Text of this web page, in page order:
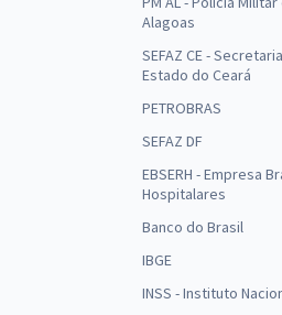
Alagoas
SEFAZ CE -
Estado do Ceará
PETROBRAS
SEFAZ DF
EBSERH - Empresa
Hospitalares
Banco do Brasil
IBGE
INSS - Instituto